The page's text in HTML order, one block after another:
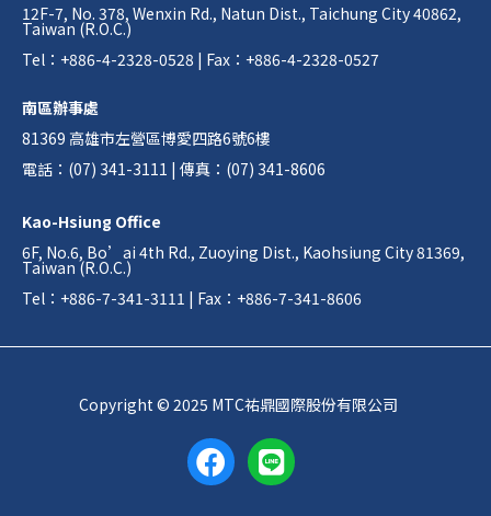
12F-7, No. 378, Wenxin Rd., Natun Dist., Taichung City 40862,
Taiwan (R.O.C.)
Tel：+886-4-2328-0528 | Fax：+886-4-2328-0527
南區辦事處
81369 高雄市左營區博愛四路6號6樓
電話：(07) 341-3111 | 傳真：(07) 341-8606
Kao-Hsiung Office
6F, No.6, Bo’ai 4th Rd., Zuoying Dist., Kaohsiung City 81369,
Taiwan (R.O.C.)
Tel：+886-7-341-3111 | Fax：+886-7-341-8606
Copyright © 2025 MTC祐鼎國際股份有限公司